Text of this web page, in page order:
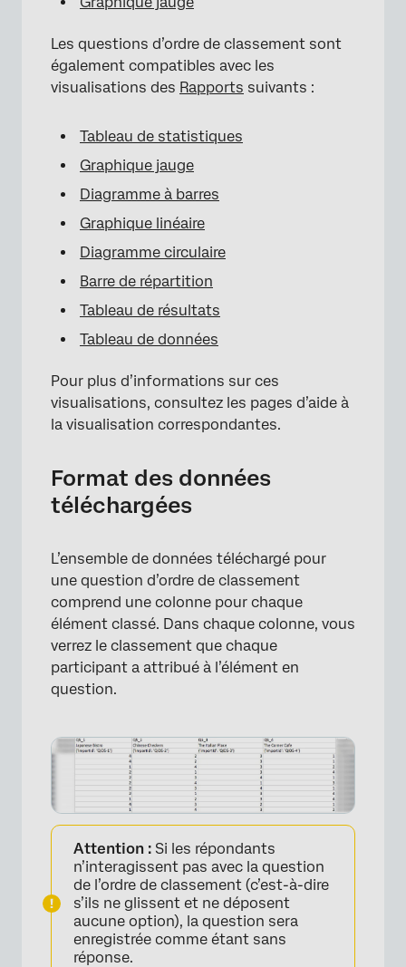
Les questions d’ordre de classement sont
également compatibles avec les
visualisations des Rapports suivants :
Tableau de statistiques
Graphique jauge
Diagramme à barres
Graphique linéaire
Diagramme circulaire
Barre de répartition
Tableau de résultats
Tableau de données
Pour plus d’informations sur ces
visualisations, consultez les pages d’aide à
la visualisation correspondantes.
Format des données
téléchargées
L’ensemble de données téléchargé pour
une question d’ordre de classement
comprend une colonne pour chaque
élément classé. Dans chaque colonne, vous
verrez le classement que chaque
participant a attribué à l’élément en
question.
Attention : Si les répondants
n’interagissent pas avec la question
de l’ordre de classement (c’est-à-dire
s’ils ne glissent et ne déposent
aucune option), la question sera
enregistrée comme étant sans
réponse.